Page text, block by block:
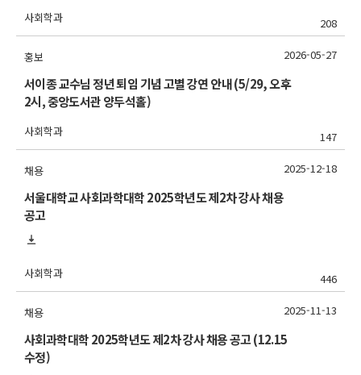
사회학과 208
홍보
서이종 교수님 정년 퇴임 기념 고별 강연 안내 (5/29, 오후
2시, 중앙도서관 양두석홀)
사회학과 147
2026-05-27
채용
서울대학교 사회과학대학 2025학년도 제2차 강사 채용
공고
사회학과 446
2025-12-18
채용
사회과학대학 2025학년도 제2차 강사 채용 공고 (12.15
수정)
2025-11-13